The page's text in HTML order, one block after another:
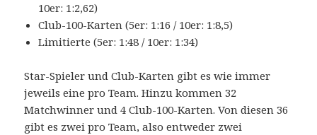
10er: 1:2,62)
Club-100-Karten (5er: 1:16 / 10er: 1:8,5)
Limitierte (5er: 1:48 / 10er: 1:34)
Star-Spieler und Club-Karten gibt es wie immer
jeweils eine pro Team. Hinzu kommen 32
Matchwinner und 4 Club-100-Karten. Von diesen 36
gibt es zwei pro Team, also entweder zwei